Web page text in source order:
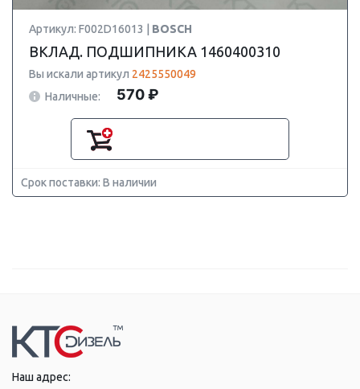
Артикул: F002D16013 | BOSCH
ВКЛАД. ПОДШИПНИКА 1460400310
Вы искали артикул 2425550049
Наличные:
570 ₽
Срок поставки: В наличии
Наш адрес: